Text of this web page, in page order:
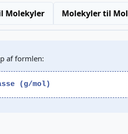
Molekyler Molekyler til Mol
af formlen:
(g/mol)